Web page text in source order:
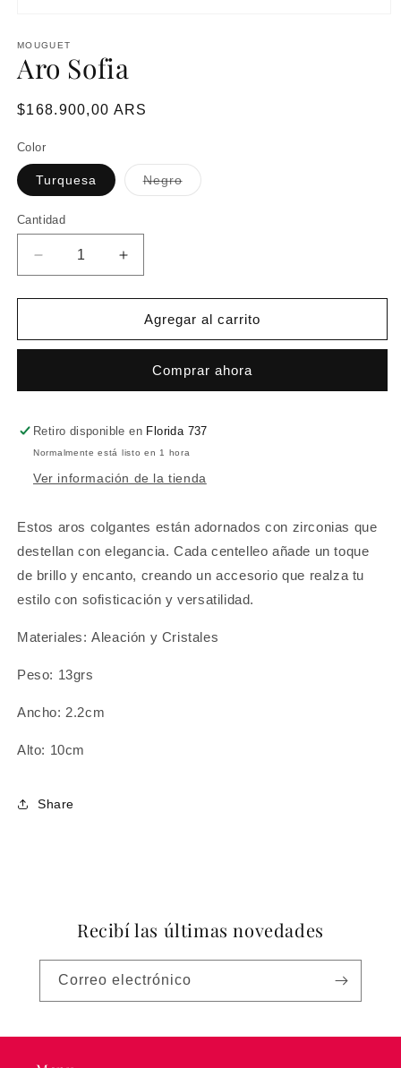
MOUGUET
Aro Sofia
Precio
$168.900,00 ARS
Color
Turquesa NegroVariante
agotada
Cantidad
Reducir
cantidad
para
Sofia
Aumentar
cantidad
para
Aro
Sofia
Agregar al carrito
Comprar ahora
Retiro disponible en Florida 737
Normalmente está listo en 1 hora
Ver información de la tienda
Estos aros colgantes están adornados con zirconias que
destellan con elegancia. Cada centelleo añade un toque
de brillo y encanto, creando un accesorio que realza tu
estilo con sofisticación y versatilidad.
Materiales: Aleación y Cristales
Peso: 13grs
Ancho: 2.2cm
Alto: 10cm
Share
Recibí las últimas novedades
Correo electrónico